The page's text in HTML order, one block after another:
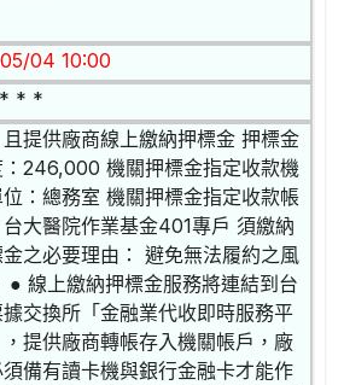
04 10:00
* *
且提供廠商線上繳納押標金 押標金
：246,000 機關押標金指定收款機
位：總務室 機關押標金指定收款帳
台大醫院作業基金401專戶 須繳納
之必要理由： 避免無法履約之風
● 線上繳納押標金服務將連結到台
據交換所「金融業代收即時服務平
，提供廠商轉帳存入機關帳戶，廠
須備有讀卡機與銀行金融卡才能作